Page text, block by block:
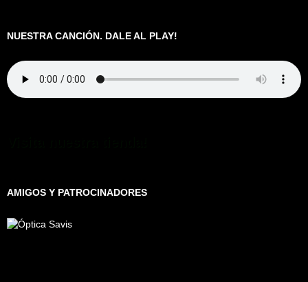
NUESTRA CANCIÓN. DALE AL PLAY!
AMIGOS Y PATROCINADORES